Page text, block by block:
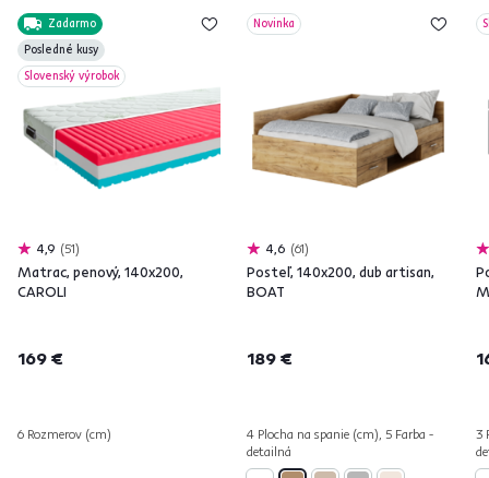
Zadarmo
Posledné kusy
Slovenský výrobok
4,9 51
Matrac, penový, 140x200,
CAROLI
169 €
6 Rozmerov (cm)
Novinka
4,6 61
Posteľ, 140x200, dub artisan,
BOAT
189 €
4 Plocha na spanie (cm), 5 Farba -
detailná
3